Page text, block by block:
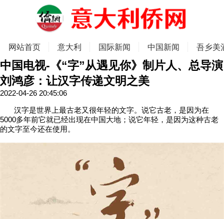
网站首页 意大利 国际新闻 中国新闻 吾乡美
中国电视-《“字”从遇见你》制片人、总导演
刘鸿彦：让汉字传递文明之美
2022-04-26 20:45:06
汉字是世界上最古老又很年轻的文字。说它古老，是因为在
5000多年前它就已经出现在中国大地；说它年轻，是因为这种古老
的文字至今还在使用。